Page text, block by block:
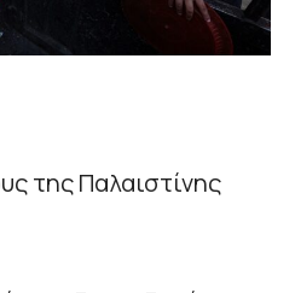
της Παλαιστίνης